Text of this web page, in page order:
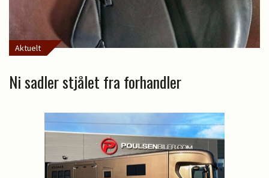
Aktuelt
Ni sadler stjålet fra forhandler